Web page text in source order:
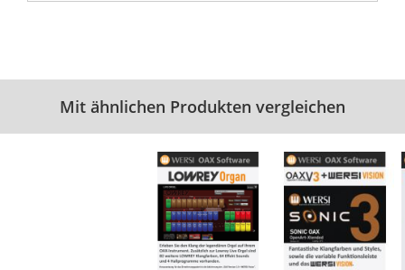
Mit ähnlichen Produkten vergleichen